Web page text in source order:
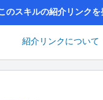
のスキルの紹介リンクを
紹介リンクについて